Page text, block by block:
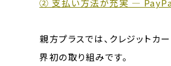
② 支払い方法が充実 ―
親方プラスでは、クレジットカ
界初の取り組みです。